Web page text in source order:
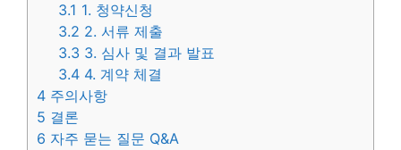
3.1 1. 청약신청
3.2 2. 서류 제출
3.3 3. 심사 및 결과 발표
3.4 4. 계약 체결
4 주의사항
5 결론
6 자주 묻는 질문 Q&A